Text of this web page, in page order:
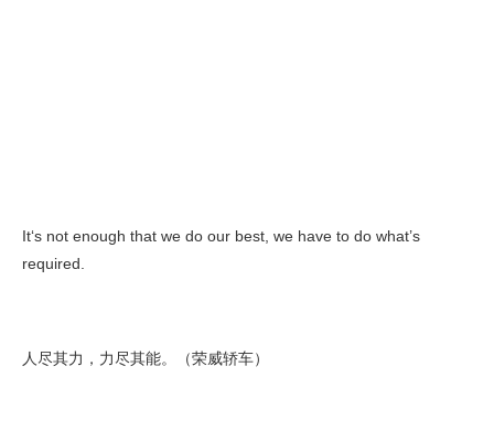
It‘s not enough that we do our best, we have to do what’s
required.
人尽其力，力尽其能。（荣威轿车）